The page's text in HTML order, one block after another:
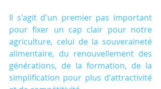
Il s'agit d'un premier pas important
pour fixer un cap clair pour notre
agriculture, celui de la souveraineté
alimentaire, du renouvellement des
générations, de la formation, de la
simplification pour plus d'attractivité